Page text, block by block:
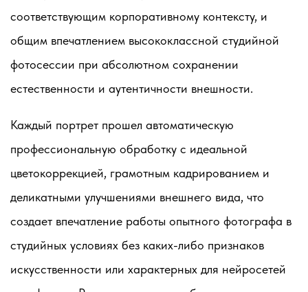
соответствующим корпоративному контексту, и
общим впечатлением высококлассной студийной
фотосессии при абсолютном сохранении
естественности и аутентичности внешности.
Каждый портрет прошел автоматическую
профессиональную обработку с идеальной
цветокоррекцией, грамотным кадрированием и
деликатными улучшениями внешнего вида, что
создает впечатление работы опытного фотографа в
студийных условиях без каких-либо признаков
искусственности или характерных для нейросетей